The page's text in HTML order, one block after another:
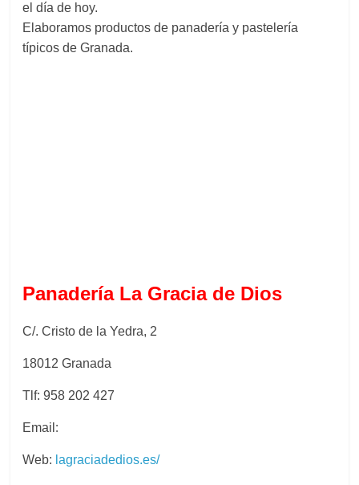
el día de hoy.
Elaboramos productos de panadería y pastelería
típicos de Granada.
Panadería La Gracia de Dios
C/. Cristo de la Yedra, 2
18012 Granada
Tlf: 958 202 427
Email :
Web: lagraciadedios.es/